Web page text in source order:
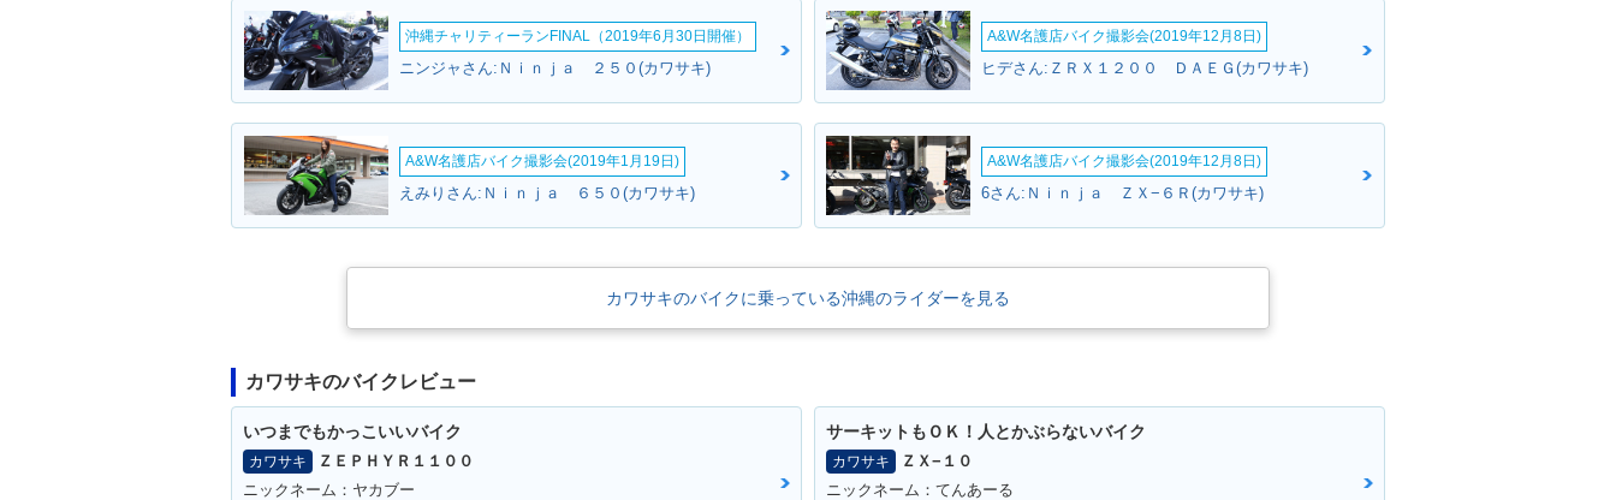
沖縄チャリティーランFINAL（2019年6月30日開催）
ニンジャさん:Ｎｉｎｊａ ２５０(カワサキ)
A&W名護店バイク撮影会(2019年12月8日)
ヒデさん:ＺＲＸ１２００ ＤＡＥＧ(カワサキ)
A&W名護店バイク撮影会(2019年1月19日)
えみりさん:Ｎｉｎｊａ ６５０(カワサキ)
A&W名護店バイク撮影会(2019年12月8日)
6さん:Ｎｉｎｊａ ＺＸ−６Ｒ(カワサキ)
カワサキのバイクに乗っている沖縄のライダーを見る
カワサキのバイクレビュー
いつまでもかっこいいバイク
カワサキ
ＺＥＰＨＹＲ１１００
ニックネーム：ヤカブー
サーキットもＯＫ！人とかぶらないバイク
カワサキ
ＺＸ−１０
ニックネーム：てんあーる